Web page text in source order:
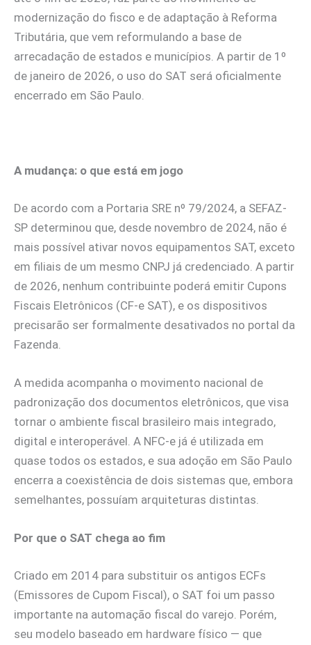
modernização do fisco e de adaptação à Reforma
Tributária, que vem reformulando a base de
arrecadação de estados e municípios. A partir de 1º
de janeiro de 2026, o uso do SAT será oficialmente
encerrado em São Paulo.
A mudança: o que está em jogo
De acordo com a Portaria SRE nº 79/2024, a SEFAZ-
SP determinou que, desde novembro de 2024, não é
mais possível ativar novos equipamentos SAT, exceto
em filiais de um mesmo CNPJ já credenciado. A partir
de 2026, nenhum contribuinte poderá emitir Cupons
Fiscais Eletrônicos (CF-e SAT), e os dispositivos
precisarão ser formalmente desativados no portal da
Fazenda.
A medida acompanha o movimento nacional de
padronização dos documentos eletrônicos, que visa
tornar o ambiente fiscal brasileiro mais integrado,
digital e interoperável. A NFC-e já é utilizada em
quase todos os estados, e sua adoção em São Paulo
encerra a coexistência de dois sistemas que, embora
semelhantes, possuíam arquiteturas distintas.
Por que o SAT chega ao fim
Criado em 2014 para substituir os antigos ECFs
(Emissores de Cupom Fiscal), o SAT foi um passo
importante na automação fiscal do varejo. Porém,
seu modelo baseado em hardware físico — que